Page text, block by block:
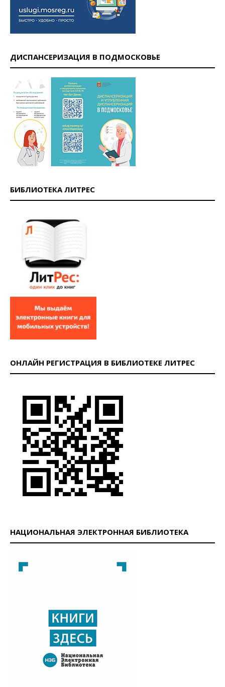
ДИСПАНСЕРИЗАЦИЯ В ПОДМОСКОВЬЕ
БИБЛИОТЕКА ЛИТРЕС
ОНЛАЙН РЕГИСТРАЦИЯ В БИБЛИОТЕКЕ ЛИТРЕС
НАЦИОНАЛЬНАЯ ЭЛЕКТРОННАЯ БИБЛИОТЕКА